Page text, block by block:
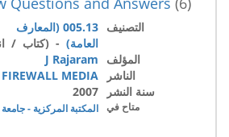
التصنيف
005.13 (المعارف
العامة) - (كتاب /
المؤلف
J Rajaram
الناشر
MEDIA
سنة النشر
2007
متاح في المكتبة المركزية -